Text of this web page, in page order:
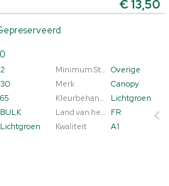
€ 13,50
2 Minimum Steellengte
Overige
30 Merk
Canopy
65
Lichtgroen
BULK
FR
Lichtgroen Kwaliteit A1
te kunnen kopen.